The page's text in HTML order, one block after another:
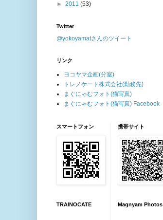
► 2011 (53)
Twitter
@yokoyamatさんのツイート
リンク
ヨコヤマ企画(分室)
トレノケート株式会社(勤務先)
まぐにゃむフォト(猫写真)
まぐにゃむフォト(猫写真) Facebook
スマートフォン
TRAINOCATE
携帯サイト
Magnyam Photos